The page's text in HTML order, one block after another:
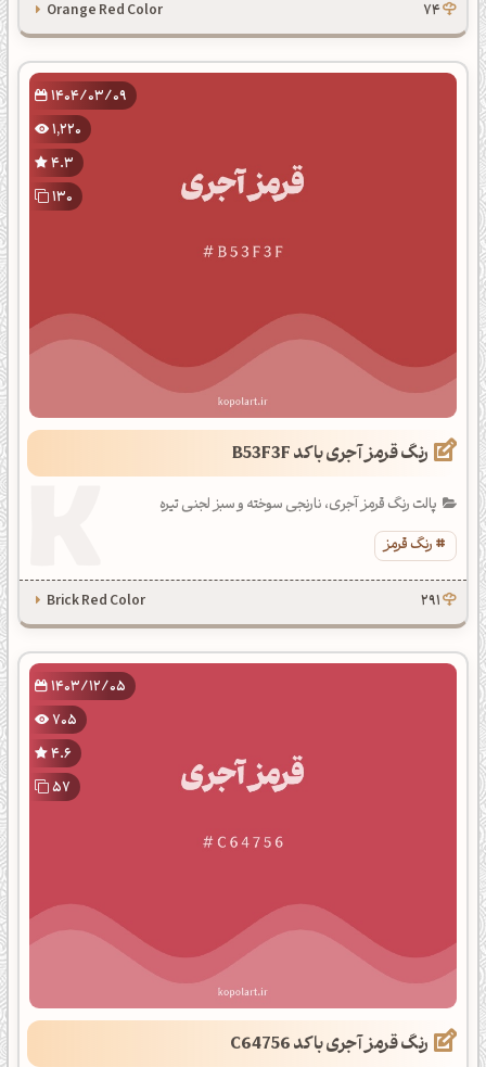
74
Orange Red Color
1404/03/09
1,220
4.3
130
رنگ قرمز آجری با کد B53F3F
پالت رنگ قرمز آجری، نارنجی سوخته و سبز لجنی تیره
رنگ قرمز
291
Brick Red Color
1403/12/05
705
4.6
57
رنگ قرمز آجری با کد C64756